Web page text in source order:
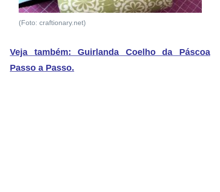
(Foto: craftionary.net)
Veja também: Guirlanda Coelho da Páscoa
Passo a Passo.